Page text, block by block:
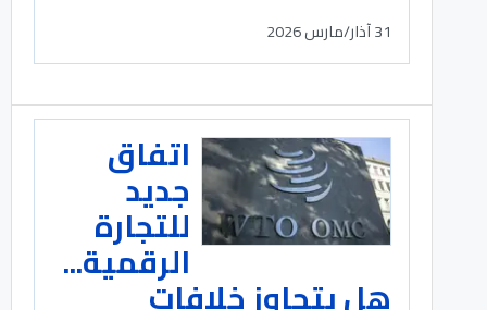
31 آذار/مارس 2026
اتفاق
جديد
للتجارة
الرقمية...
هل يتجاوز خلافات